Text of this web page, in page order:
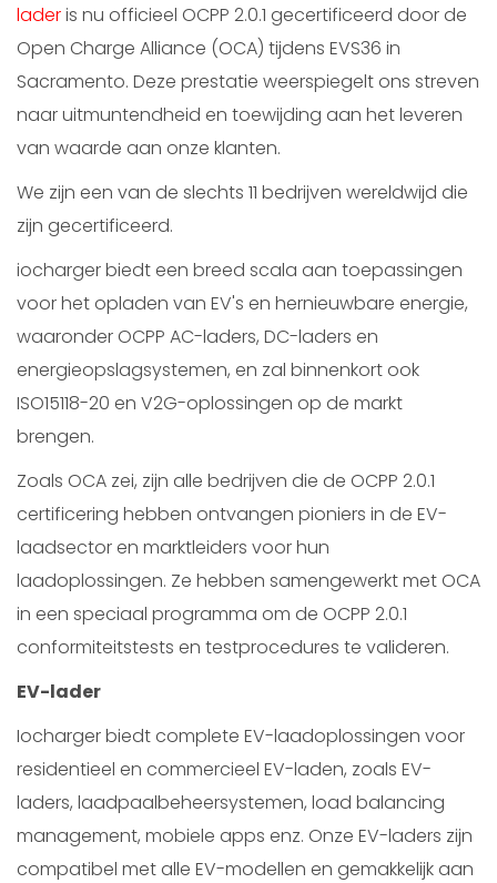
laderis nu officieel OCPP 2.0.1 gecertificeerd door de
Open Charge Alliance (OCA) tijdens EVS36 in
Sacramento. Deze prestatie weerspiegelt ons streven
naar uitmuntendheid en toewijding aan het leveren
van waarde aan onze klanten.
We zijn een van de slechts 11 bedrijven wereldwijd die
zijn gecertificeerd.
iocharger biedt een breed scala aan toepassingen
voor het opladen van EV's en hernieuwbare energie,
waaronder OCPP AC-laders, DC-laders en
energieopslagsystemen, en zal binnenkort ook
ISO15118-20 en V2G-oplossingen op de markt
brengen.
Zoals OCA zei, zijn alle bedrijven die de OCPP 2.0.1
certificering hebben ontvangen pioniers in de EV-
laadsector en marktleiders voor hun
laadoplossingen. Ze hebben samengewerkt met OCA
in een speciaal programma om de OCPP 2.0.1
conformiteitstests en testprocedures te valideren.
EV-lader
Iocharger biedt complete EV-laadoplossingen voor
residentieel en commercieel EV-laden, zoals EV-
laders, laadpaalbeheersystemen, load balancing
management, mobiele apps enz. Onze EV-laders zijn
compatibel met alle EV-modellen en gemakkelijk aan